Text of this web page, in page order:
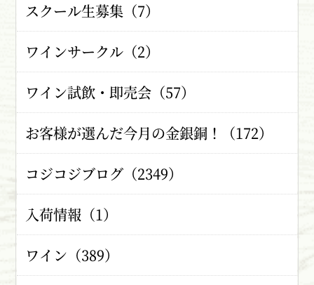
スクール生募集（7）
ワインサークル（2）
ワイン試飲・即売会（57）
お客様が選んだ今月の金銀銅！（172）
コジコジブログ（2349）
入荷情報（1）
ワイン（389）